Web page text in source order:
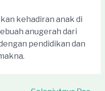
kehadiran anak di
anugerah dari
pendidikan dan